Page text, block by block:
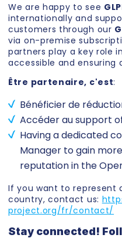
We are happy to see
internationally and
customers through our
via on-premise
partners play a key role
accessible and ensuring
Être partenaire, c'est:
Bénéficier de
Accéder au support
Having a dedicated
Manager to gain
reputation in the
If you want to represent
country, contact us:
project.org/fr/contact/
Stay connected!